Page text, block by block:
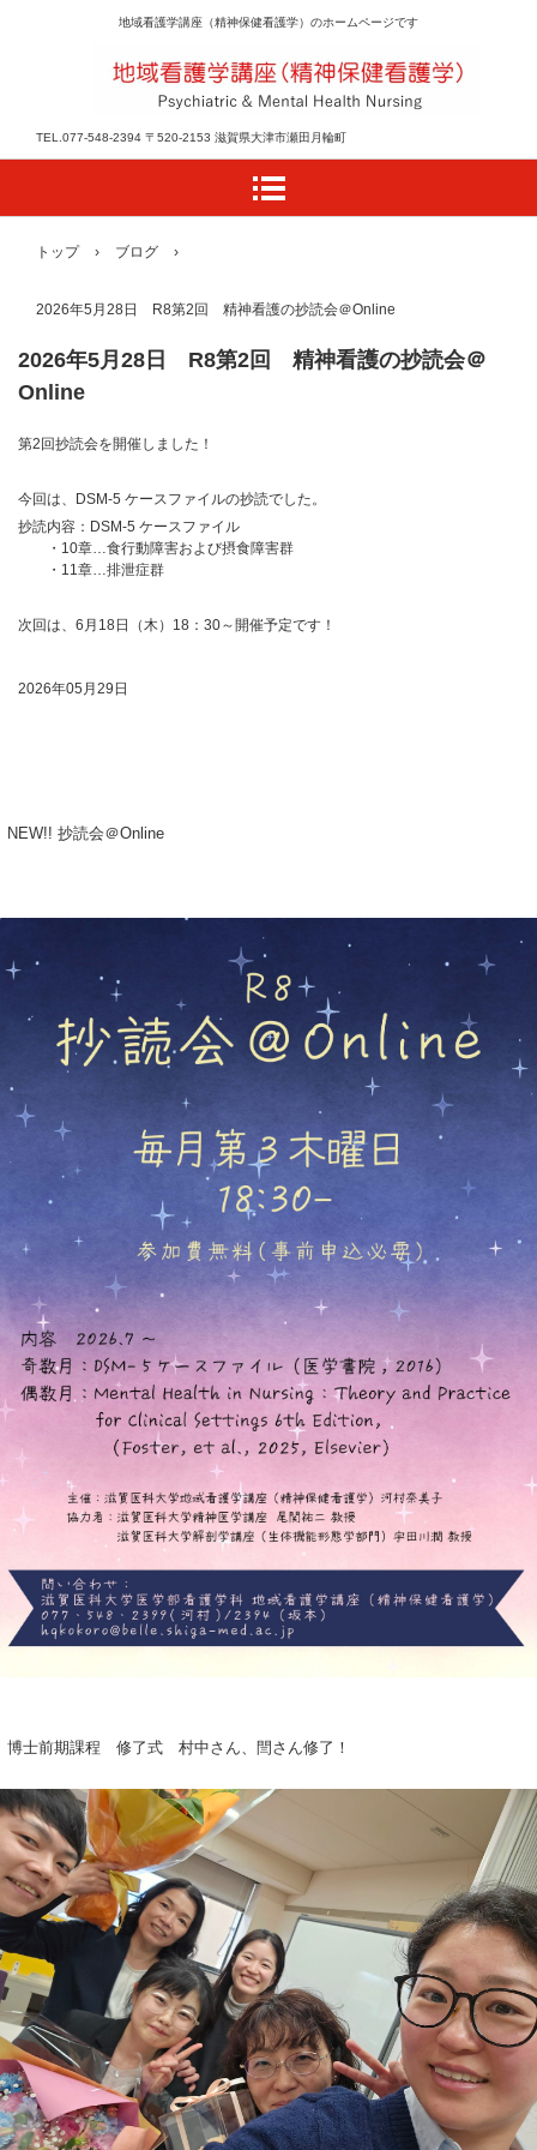
地域看護学講座（精神保健看護学）のホームページです
TEL.077-548-2394 〒520-2153 滋賀県大津市瀬田月輪町
トップ › ブログ ›
2026年5月28日 R8第2回 精神看護の抄読会＠Online
2026年5月28日 R8第2回 精神看護の抄読会＠
Online
第2回抄読会を開催しました！
今回は、DSM-5 ケースファイルの抄読でした。
抄読内容：DSM-5 ケースファイル
・10章…食行動障害および摂食障害群
・11章…排泄症群
次回は、6月18日（木）18：30～開催予定です！
2026年05月29日
NEW!! 抄読会＠Online
博士前期課程 修了式 村中さん、閆さん修了！